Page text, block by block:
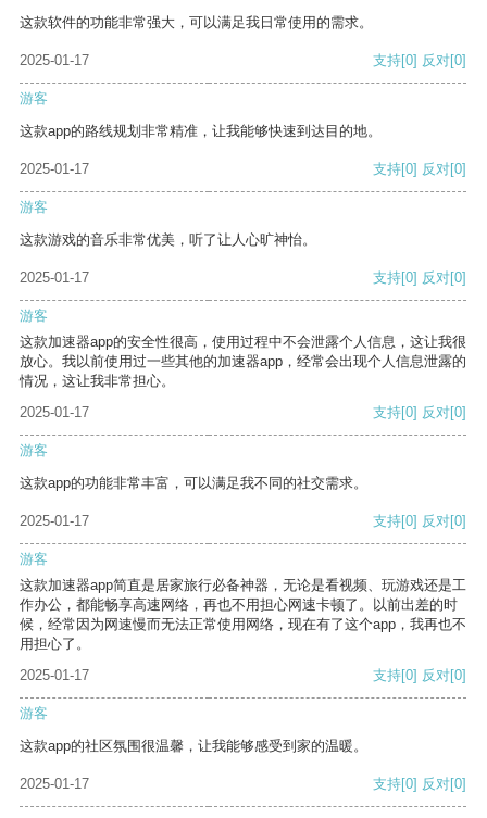
这款软件的功能非常强大，可以满足我日常使用的需求。
2025-01-17 支持[0] 反对[0]
游客
这款app的路线规划非常精准，让我能够快速到达目的地。
2025-01-17 支持[0] 反对[0]
游客
这款游戏的音乐非常优美，听了让人心旷神怡。
2025-01-17 支持[0] 反对[0]
游客
这款加速器app的安全性很高，使用过程中不会泄露个人信息，这让我很
放心。我以前使用过一些其他的加速器app，经常会出现个人信息泄露的
情况，这让我非常担心。
2025-01-17
支持[0] 反对[0]
游客
这款app的功能非常丰富，可以满足我不同的社交需求。
2025-01-17 支持[0] 反对[0]
游客
这款加速器app简直是居家旅行必备神器，无论是看视频、玩游戏还是工
作办公，都能畅享高速网络，再也不用担心网速卡顿了。以前出差的时
候，经常因为网速慢而无法正常使用网络，现在有了这个app，我再也不
用担心了。
2025-01-17
支持[0] 反对[0]
游客
这款app的社区氛围很温馨，让我能够感受到家的温暖。
2025-01-17 支持[0] 反对[0]